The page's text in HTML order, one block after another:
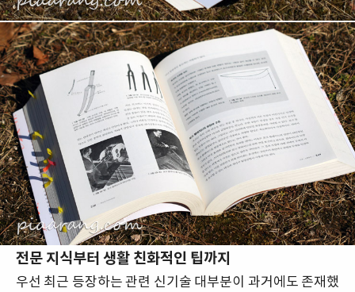
전문 지식부터 생활 친화적인 팁까지
우선 최근 등장하는 관련 신기술 대부분이 과거에도 존재했